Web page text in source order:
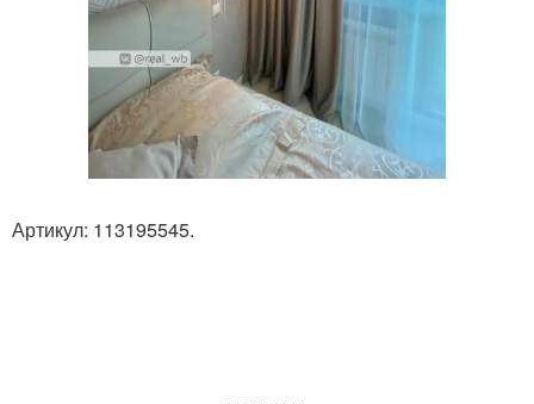
Артикул: 113195545.